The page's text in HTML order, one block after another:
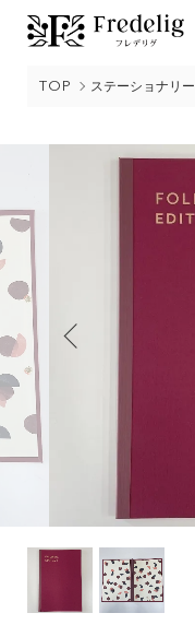
TOP ステーショナリー